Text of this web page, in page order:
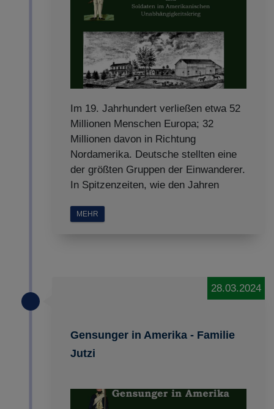
Im 19. Jahrhundert verließen etwa 52
Millionen Menschen Europa; 32
Millionen davon in Richtung
Nordamerika. Deutsche stellten eine
der größten Gruppen der Einwanderer.
In Spitzenzeiten, wie den Jahren
MEHR
Gensunger in Amerika - Familie
Jutzi
28.03.2024